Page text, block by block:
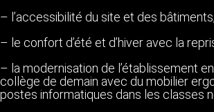
– l’accessibilité du site et des bâtiments,
– le confort d’été et d’hiver avec la
– la modernisation de l’établissement
collège de demain avec du mobilier
postes informatiques dans les classes